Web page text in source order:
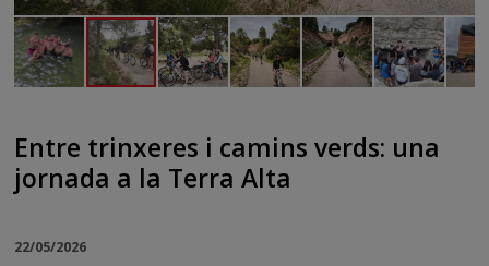
Entre trinxeres i camins verds: una
jornada a la Terra Alta
22/05/2026